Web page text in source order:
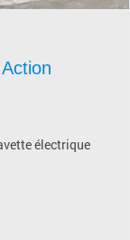
électrique